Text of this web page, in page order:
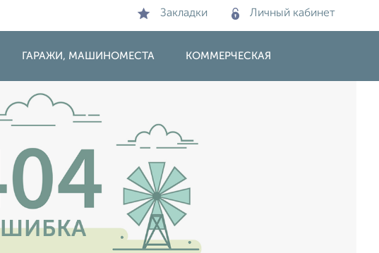
Закладки Личный кабинет
ГАРАЖИ, МАШИНОМЕСТА КОММЕРЧЕСКАЯ